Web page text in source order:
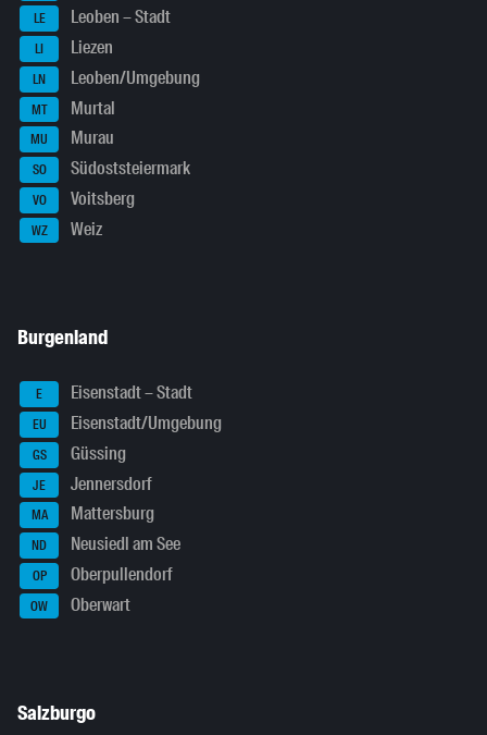
LE Leoben – Stadt
LI Liezen
LN Leoben/Umgebung
MT Murtal
MU Murau
SO Südoststeiermark
VO Voitsberg
WZ Weiz
Burgenland
E Eisenstadt – Stadt
EU Eisenstadt/Umgebung
GS Güssing
JE Jennersdorf
MA Mattersburg
ND Neusiedl am See
OP Oberpullendorf
OW Oberwart
Salzburgo